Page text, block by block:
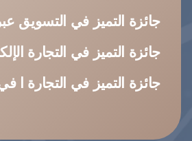
جائزة التميز في التسويق
جائزة التميز في التجارة
جائزة التميز في التجارة ا